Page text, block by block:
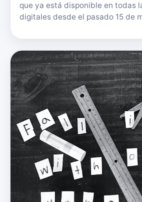
que ya está disponible en todas
digitales desde el pasado 15 de